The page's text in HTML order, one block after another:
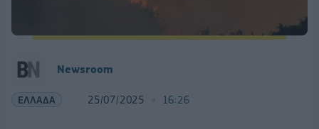
Newsroom
ΕΛΛΑΔΑ 25/07/2025 16:26